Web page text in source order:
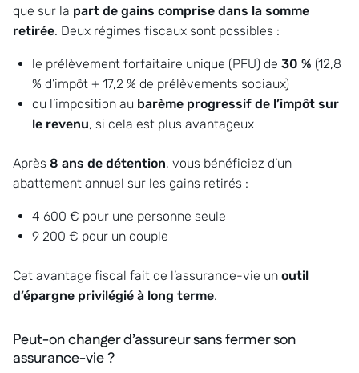
que sur la part de gains comprise dans la somme
retirée. Deux régimes fiscaux sont possibles :
le prélèvement forfaitaire unique (PFU) de 30 % (12,8
% d’impôt + 17,2 % de prélèvements sociaux)
ou l’imposition au barème progressif de l’impôt sur
le revenu, si cela est plus avantageux
Après 8 ans de détention, vous bénéficiez d’un
abattement annuel sur les gains retirés :
4 600 € pour une personne seule
9 200 € pour un couple
Cet avantage fiscal fait de l’assurance-vie un outil
d’épargne privilégié à long terme.
Peut-on changer d’assureur sans fermer son
assurance-vie ?